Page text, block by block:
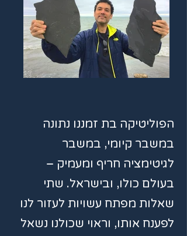
הפוליטיקה בת זמננו נתונה
במשבר קיומי, במשבר
לגיטימציה חריף ומעמיק –
בעולם כולו, ובישראל. שתי
שאלות מפתח עשויות לעזור לנו
לפענח אותו, וראוי שכולנו נשאל